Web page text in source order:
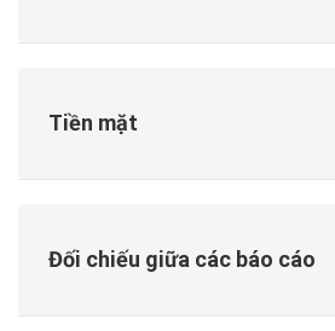
Tiền mặt
Đối chiếu giữa các báo cáo